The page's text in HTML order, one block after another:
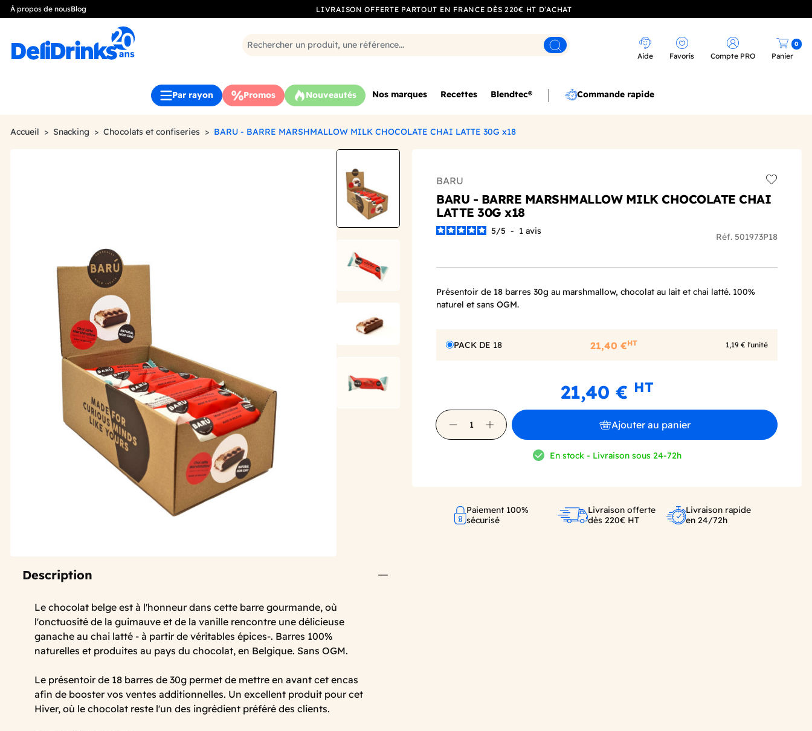
À propos de nousBlog LIVRAISON OFFERTE PARTOUT EN FRANCE DÈS 220€ HT D’ACHAT
Rechercher
Aide Favoris Compte PRO Panier
0
Par rayon Promos Nouveautés Nos marques Recettes Blendtec® Commande rapide
Accueil Snacking Chocolats et confiseries BARU - BARRE MARSHMALLOW MILK CHOCOLATE CHAI LATTE 30G x18
Description
Le chocolat belge est à l'honneur dans cette barre gourmande, où
l'onctuosité de la guimauve et de la vanille rencontre une délicieuse
ganache au chai latté - à partir de véritables épices-. Barres 100%
naturelles et produites au pays du chocolat, en Belgique. Sans OGM.
Le présentoir de 18 barres de 30g permet de mettre en avant cet encas
afin de booster vos ventes additionnelles. Un excellent produit pour cet
Hiver, où le chocolat reste l'un des ingrédient préféré des clients.
BARU
BARU - BARRE MARSHMALLOW MILK CHOCOLATE CHAI
LATTE 30G x18
5/5 - 1 avis
Réf. 501973P18
Présentoir de 18 barres 30g au marshmallow, chocolat au lait et chai latté. 100%
naturel et sans OGM.
PACK DE 18 21,40 €HT 1,19 € l'unité
21,40 € HT
Ajouter au panier
En stock - Livraison sous 24-72h
Paiement 100%
sécurisé
Livraison offerte
dès 220€ HT
Livraison rapide
en 24/72h